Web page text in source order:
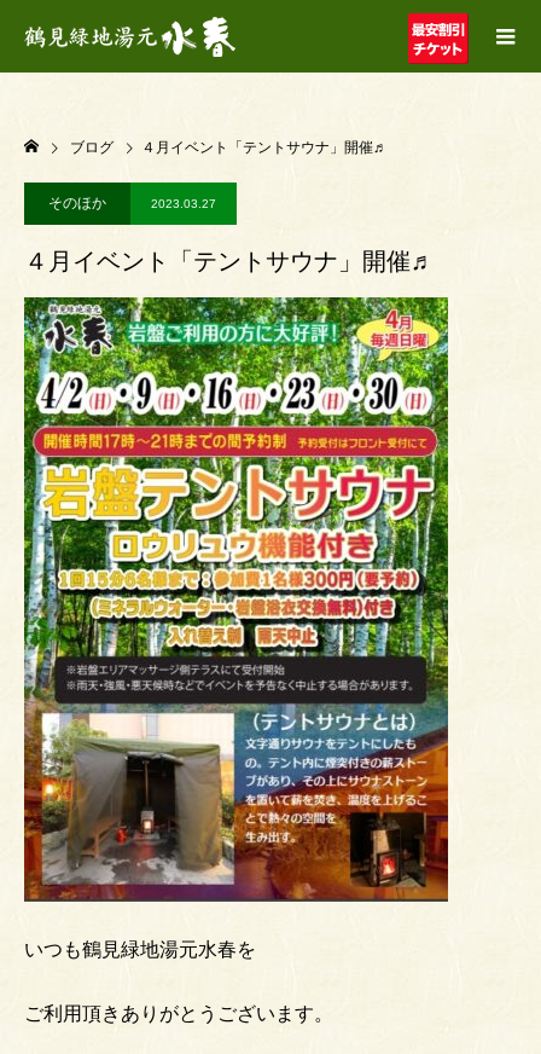
ブログ ４月イベント「テントサウナ」開催♬
そのほか 2023.03.27
４月イベント「テントサウナ」開催♬
いつも鶴見緑地湯元水春を
ご利用頂きありがとうございます。